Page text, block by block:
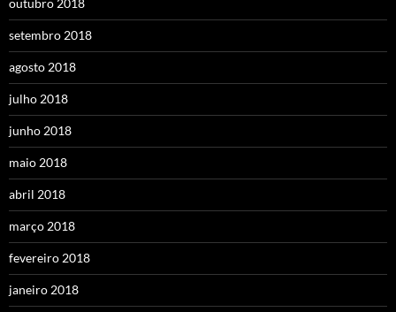
setembro 2018
agosto 2018
julho 2018
junho 2018
maio 2018
abril 2018
março 2018
fevereiro 2018
janeiro 2018